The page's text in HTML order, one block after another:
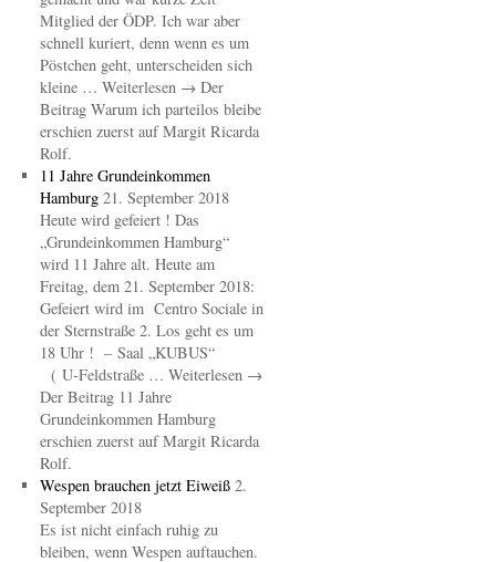
Mitglied der ÖDP. Ich war aber
schnell kuriert, denn wenn es um
Pöstchen geht, unterscheiden sich
kleine … Weiterlesen → Der
Beitrag Warum ich parteilos bleibe
erschien zuerst auf Margit Ricarda
Rolf.
11 Jahre Grundeinkommen
Hamburg 21. September 2018
Heute wird gefeiert ! Das
„Grundeinkommen Hamburg“
wird 11 Jahre alt. Heute am
Freitag, dem 21. September 2018:
Gefeiert wird im Centro Sociale in
der Sternstraße 2. Los geht es um
18 Uhr ! – Saal „KUBUS“
( U-Feldstraße … Weiterlesen →
Der Beitrag 11 Jahre
Grundeinkommen Hamburg
erschien zuerst auf Margit Ricarda
Rolf.
Wespen brauchen jetzt Eiweiß 2.
September 2018
Es ist nicht einfach ruhig zu
bleiben, wenn Wespen auftauchen.